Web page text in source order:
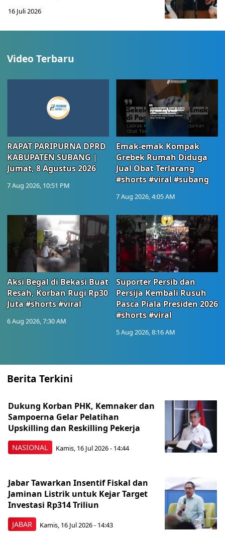
16 Juli 2026
Video Terbaru
RAPAT PARIPURNA DPRD
KABUPATEN SUBANG |
Jumat, 8 Agustus 2026
7 Aug 2026, 10:51 PM
Emak-emak Kompak
Grebek Rumah Diduga
Jual Obat Terlarang
#shorts #viral #subang
7 Aug 2026, 4:05 AM
Aksi Begal di Bekasi Buat
Resah, Korban Rugi Rp30
Juta #shorts #viral
6 Aug 2026, 7:30 AM
Suporter Persib dan
Persija Kembali Rusuh
Pasca Piala Presiden 2026
#shorts #viral
5 Aug 2026, 8:16 AM
Berita Terkini
NASIONAL
Dukung Korban PHK, Kemnaker dan
Sampoerna Gelar Pelatihan
Upskilling dan Reskilling Pekerja
Kamis, 16 Jul 2026 - 14:44
JABAR
Jabar Tawarkan Insentif Fiskal dan
Jaminan Listrik untuk Kejar Target
Investasi Rp314 Triliun
Kamis, 16 Jul 2026 - 14:43